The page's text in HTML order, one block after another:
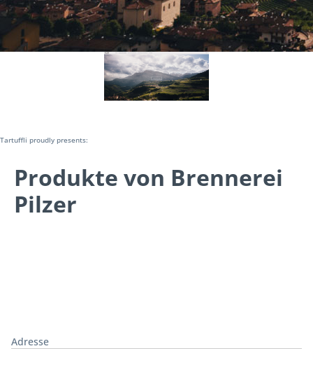
Tartuffli proudly presents:
Produkte von Brennerei
Pilzer
Adresse